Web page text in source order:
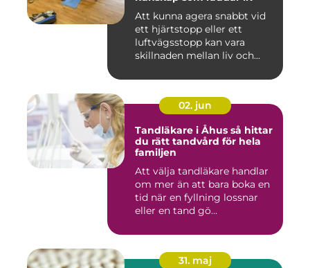
Att kunna agera snabbt vid
ett hjärtstopp eller ett
luftvägsstopp kan vara
skillnaden mellan liv och...
02. jun
Tandläkare i Åhus så hittar
du rätt tandvård för hela
familjen
Att välja tandläkare handlar
om mer än att bara boka en
tid när en fyllning lossnar
eller en tand gö...
31. maj